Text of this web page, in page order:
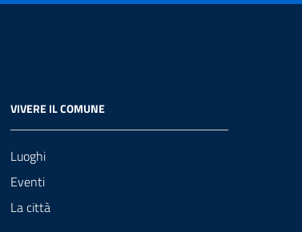
VIVERE IL COMUNE
Luoghi
Eventi
La città